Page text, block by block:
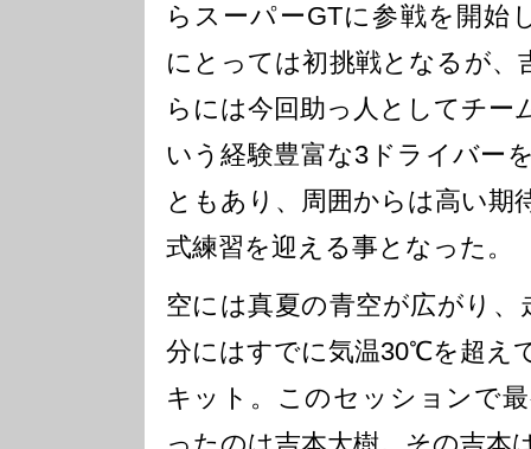
らスーパーGTに参戦を開始
にとっては初挑戦となるが、
らには今回助っ人としてチー
いう経験豊富な3ドライバー
ともあり、周囲からは高い期
式練習を迎える事となった。
空には真夏の青空が広がり
分にはすでに気温30℃を超え
キット。このセッションで